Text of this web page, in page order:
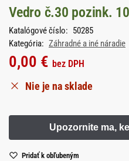
Vedro č.30 pozink. 10 l
Katalógové číslo: 50285
Kategória: Záhradné a iné náradie
0,00 € bez DPH
Nie je na sklade
Pridať k obľubeným